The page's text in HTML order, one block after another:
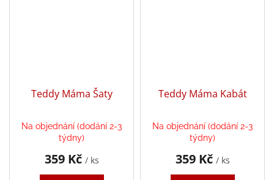
Teddy Máma Šaty
Na objednání (dodání 2-3
týdny)
359 Kč / ks
Teddy Máma Kabát
Na objednání (dodání 2-3
týdny)
359 Kč / ks